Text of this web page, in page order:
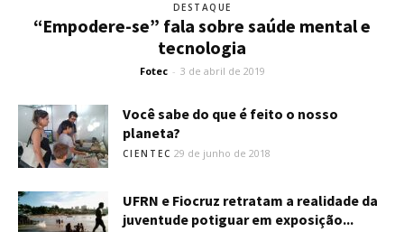
DESTAQUE
“Empodere-se” fala sobre saúde mental e
tecnologia
Fotec - 3 de abril de 2019
Você sabe do que é feito o nosso
planeta?
CIENTEC 29 de junho de 2018
UFRN e Fiocruz retratam a realidade da
juventude potiguar em exposição...